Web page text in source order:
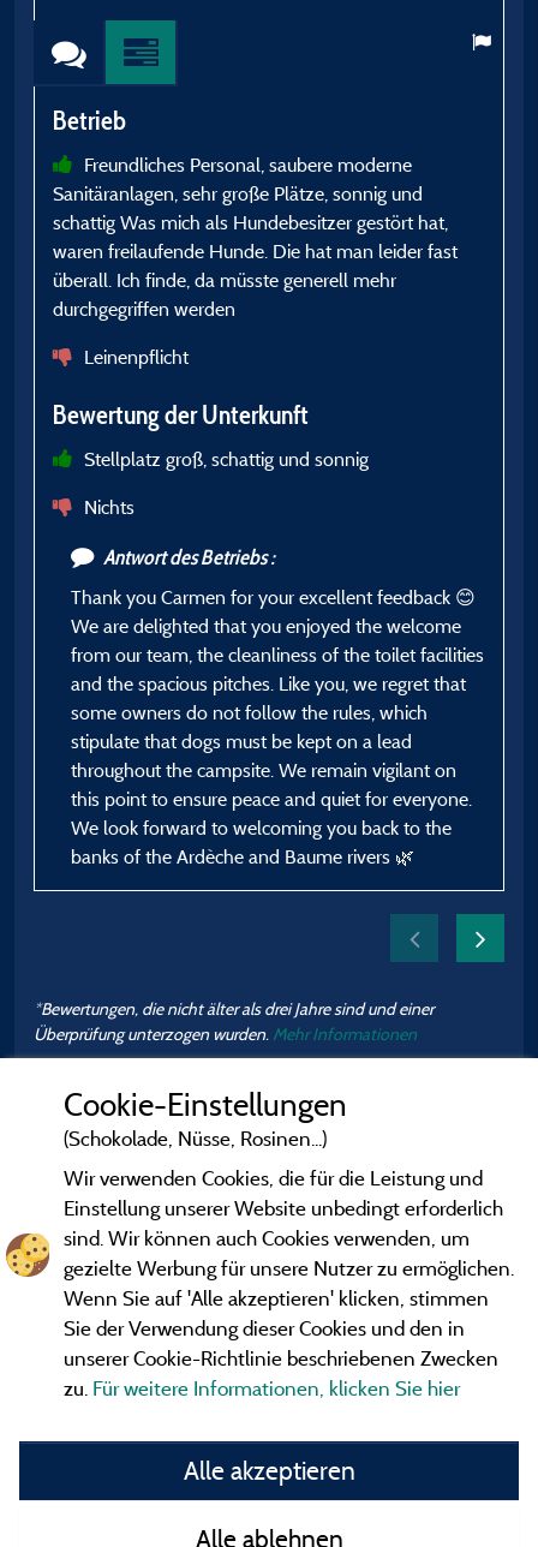
Betrieb
Freundliches Personal, saubere moderne
Sanitäranlagen, sehr große Plätze, sonnig und
schattig Was mich als Hundebesitzer gestört hat,
waren freilaufende Hunde. Die hat man leider fast
überall. Ich finde, da müsste generell mehr
durchgegriffen werden
Leinenpflicht
Bewertung der Unterkunft
Stellplatz groß, schattig und sonnig
Nichts
Antwort des Betriebs :
Thank you Carmen for your excellent feedback 😊
We are delighted that you enjoyed the welcome
from our team, the cleanliness of the toilet facilities
and the spacious pitches. Like you, we regret that
some owners do not follow the rules, which
stipulate that dogs must be kept on a lead
throughout the campsite. We remain vigilant on
this point to ensure peace and quiet for everyone.
We look forward to welcoming you back to the
banks of the Ardèche and Baume rivers 🌿
*Bewertungen, die nicht älter als drei Jahre sind und einer
Überprüfung unterzogen wurden. Mehr Informationen
Gesetzliche Bedingungen
Herausgeberinformationen und Adressen
Kontakt
Cookie-Einstellungen
(Schokolade, Nüsse, Rosinen...)
Wir verwenden Cookies, die für die Leistung und
Einstellung unserer Website unbedingt erforderlich
sind. Wir können auch Cookies verwenden, um
gezielte Werbung für unsere Nutzer zu ermöglichen.
Wenn Sie auf 'Alle akzeptieren' klicken, stimmen
Sie der Verwendung dieser Cookies und den in
unserer Cookie-Richtlinie beschriebenen Zwecken
zu. Für weitere Informationen, klicken Sie hier
Alle akzeptieren
Alle ablehnen